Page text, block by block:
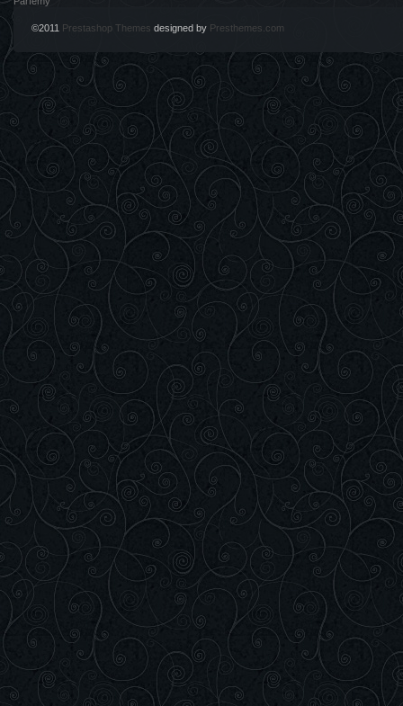
©2011 Prestashop Themes designed by Presthemes.com